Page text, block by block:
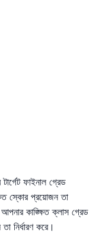
ফাইনাল গ্রেড
কত স্কোর প্রয়োজন তা
কাঙ্ক্ষিত ক্লাস গ্রেড
নির্ধারণ করে।